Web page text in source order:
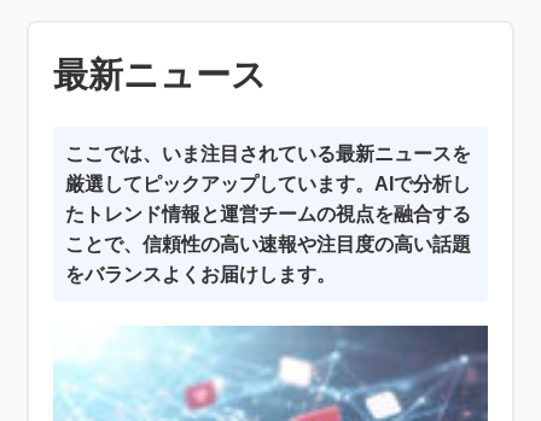
最新ニュース
ここでは、いま注目されている最新ニュースを
厳選してピックアップしています。AIで分析し
たトレンド情報と運営チームの視点を融合する
ことで、信頼性の高い速報や注目度の高い話題
をバランスよくお届けします。